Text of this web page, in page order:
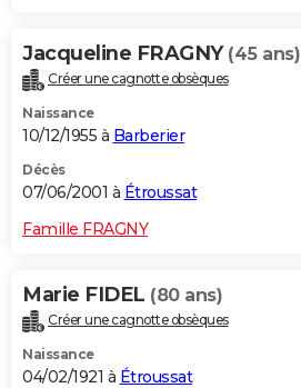
Jacqueline FRAGNY (45 ans)
Créer une cagnotte obsèques
Naissance
10/12/1955 à Barberier
Décès
07/06/2001 à Étroussat
Famille FRAGNY
Marie FIDEL (80 ans)
Créer une cagnotte obsèques
Naissance
04/02/1921 à Étroussat